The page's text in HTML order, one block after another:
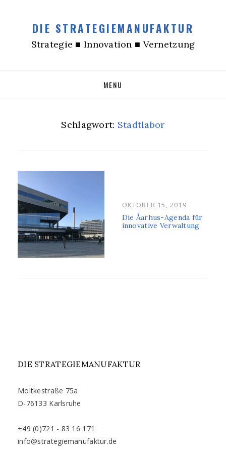
DIE STRATEGIEMANUFAKTUR
Strategie ■ Innovation ■ Vernetzung
MENU
Schlagwort: Stadtlabor
POSTED
ON
OKTOBER 15, 2019
Die Åarhus-Agenda für
innovative Verwaltung
DIE STRATEGIEMANUFAKTUR
Moltkestraße 75a
D-76133 Karlsruhe
+49 (0)721 - 83 16 171
info@strategiemanufaktur.de